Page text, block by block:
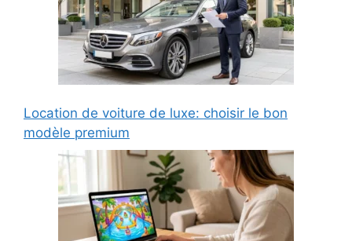
Location de voiture de luxe: choisir le bon
modèle premium